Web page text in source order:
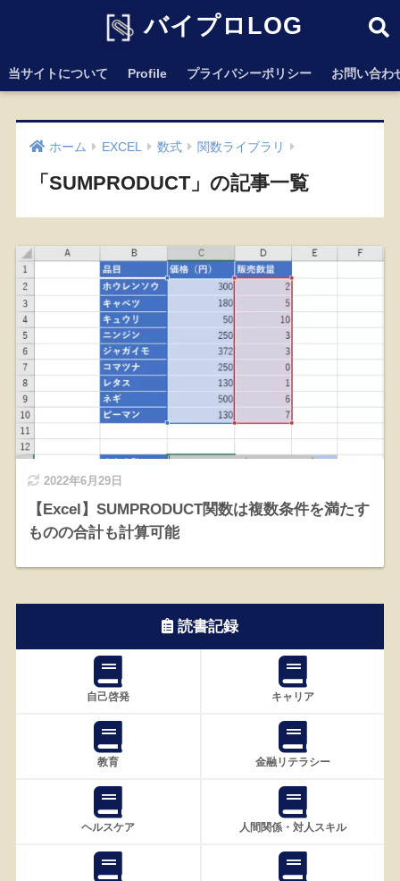
バイプロLOG
当サイトについて Profile プライバシーポリシー お問い合わ
ホーム EXCEL 数式 関数ライブラリ
「SUMPRODUCT」の記事一覧
2022年6月29日
【Excel】SUMPRODUCT関数は複数条件を満たす
ものの合計も計算可能
読書記録
自己啓発 キャリア
教育 金融リテラシー
ヘルスケア 人間関係・対人スキル